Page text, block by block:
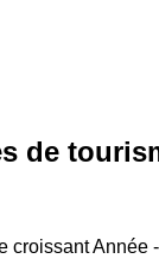
de
croissantAnnée